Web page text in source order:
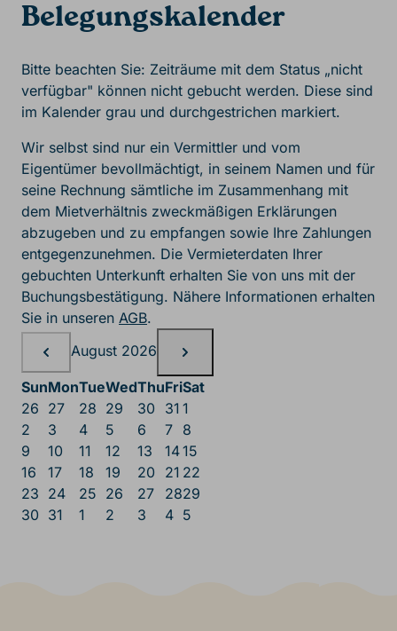
Belegungskalender
Bitte beachten Sie: Zeiträume mit dem Status „nicht
verfügbar" können nicht gebucht werden. Diese sind
im Kalender grau und durchgestrichen markiert.
Wir selbst sind nur ein Vermittler und vom
Eigentümer bevollmächtigt, in seinem Namen und für
seine Rechnung sämtliche im Zusammenhang mit
dem Mietverhältnis zweckmäßigen Erklärungen
abzugeben und zu empfangen sowie Ihre Zahlungen
entgegenzunehmen. Die Vermieterdaten Ihrer
gebuchten Unterkunft erhalten Sie von uns mit der
Buchungsbestätigung. Nähere Informationen erhalten
Sie in unseren AGB.
Belegungskalender,
August 2026
SunMonTueWedThuFriSat
26 27 28 29 30 31 1
2
3 4 5 6 7 8
9
10 11 12 13 1415
16
17 18 19 20 21 22
23 24 25 26 27 2829
30 31 1 2 3 4 5